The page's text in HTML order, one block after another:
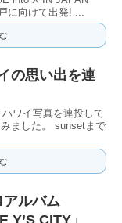
に向けて出発! ...
の思い出を連
ワイ写真を連投して
ました。 sunsetまで
アルバム